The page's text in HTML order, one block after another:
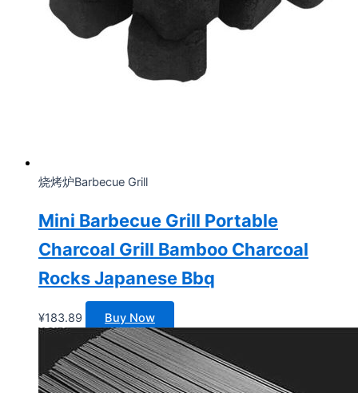
烧烤炉Barbecue Grill
Mini Barbecue Grill Portable
Charcoal Grill Bamboo Charcoal
Rocks Japanese Bbq
¥183.89 Buy Now